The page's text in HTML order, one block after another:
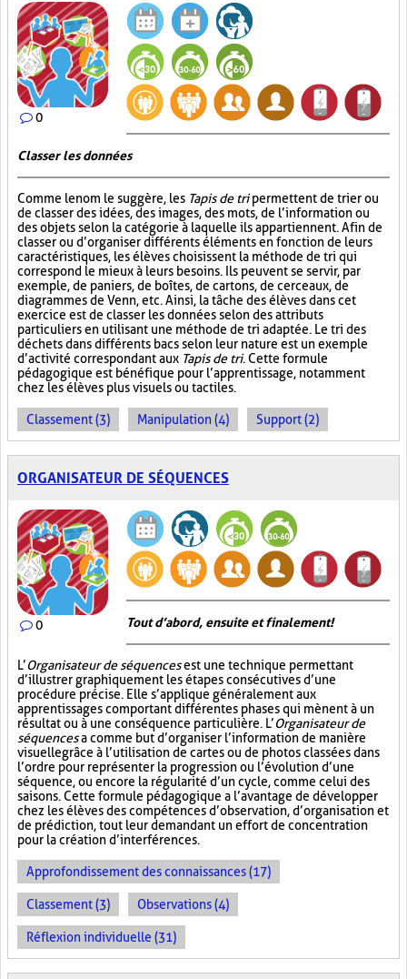
0
Classer les données
Comme le nom le suggère, les Tapis de tripermettent de trier ou
de classer des idées, des images, des mots, de l’information ou
des objets selon la catégorie à laquelle ils appartiennent. Afin de
classer ou d’organiser différents éléments en fonction de leurs
caractéristiques, les élèves choisissent la méthode de tri qui
correspond le mieux à leurs besoins. Ils peuvent se servir, par
exemple, de paniers, de boîtes, de cartons, de cerceaux, de
diagrammes de Venn, etc. Ainsi, la tâche des élèves dans cet
exercice est de classer les données selon des attributs
particuliers en utilisant une méthode de tri adaptée. Le tri des
déchets dans différents bacs selon leur nature est un exemple
d’activité correspondant aux Tapis de tri. Cette formule
pédagogique est bénéfique pour l’apprentissage, notamment
chez les élèves plus visuels ou tactiles.
Classement (3) Manipulation (4) Support (2)
ORGANISATEUR DE SÉQUENCES
0 Tout d’abord, ensuite et finalement!
L’Organisateur de séquencesest une technique permettant
d’illustrer graphiquement les étapes consécutives d’une
procédure précise. Elle s’applique généralement aux
apprentissages comportant différentes phases qui mènent à un
résultat ou à une conséquence particulière. L’Organisateur de
séquencesa comme but d’organiser l’information de manière
visuellegrâce à l’utilisation de cartes ou de photos classées dans
l’ordre pour représenter la progression ou l’évolution d’une
séquence, ou encore la régularité d’un cycle, comme celui des
saisons. Cette formule pédagogique a l’avantage de développer
chez les élèves des compétences d’observation, d’organisation et
de prédiction, tout leur demandant un effort de concentration
pour la création d’interférences.
Approfondissement des connaissances (17)
Classement (3) Observations (4)
Réflexion individuelle (31)